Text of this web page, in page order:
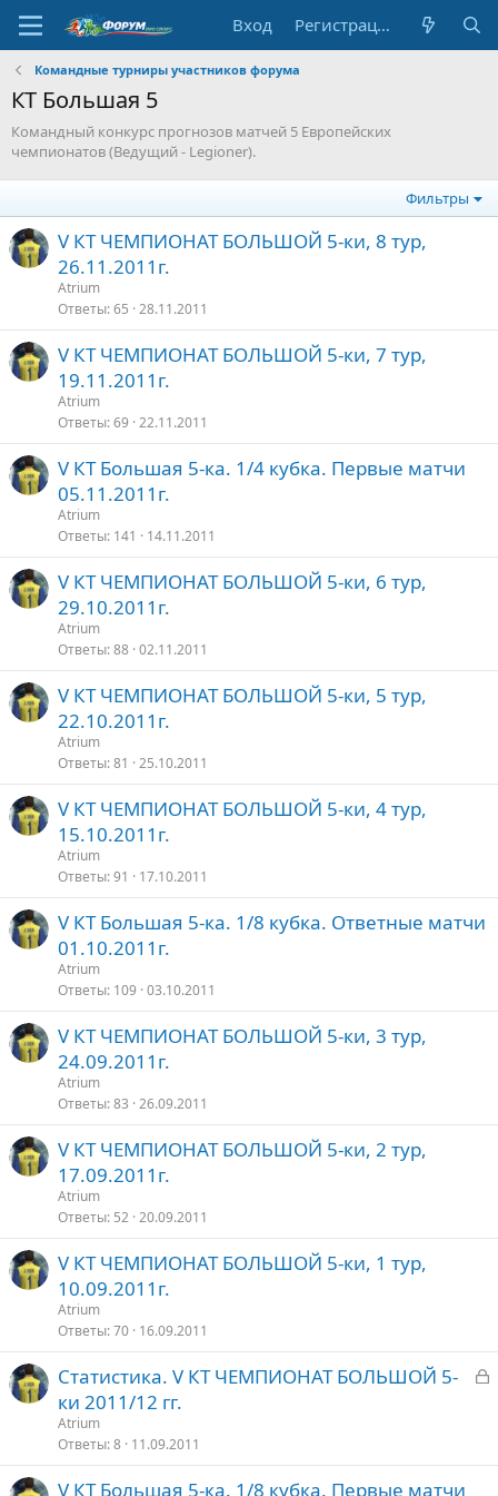
Вход Регистрация
Командные турниры участников форума
КТ Большая 5
Командный конкурс прогнозов матчей 5 Европейских
чемпионатов (Ведущий - Legioner).
Фильтры
V КТ ЧЕМПИОНАТ БОЛЬШОЙ 5-ки, 8 тур,
26.11.2011г.
Atrium
Ответы 65 28.11.2011
V КТ ЧЕМПИОНАТ БОЛЬШОЙ 5-ки, 7 тур,
19.11.2011г.
Atrium
Ответы 69 22.11.2011
V КТ Большая 5-ка. 1/4 кубка. Первые матчи
05.11.2011г.
Atrium
Ответы 141 14.11.2011
V КТ ЧЕМПИОНАТ БОЛЬШОЙ 5-ки, 6 тур,
29.10.2011г.
Atrium
Ответы 88 02.11.2011
V КТ ЧЕМПИОНАТ БОЛЬШОЙ 5-ки, 5 тур,
22.10.2011г.
Atrium
Ответы 81 25.10.2011
V КТ ЧЕМПИОНАТ БОЛЬШОЙ 5-ки, 4 тур,
15.10.2011г.
Atrium
Ответы 91 17.10.2011
V КТ Большая 5-ка. 1/8 кубка. Ответные матчи
01.10.2011г.
Atrium
Ответы 109 03.10.2011
V КТ ЧЕМПИОНАТ БОЛЬШОЙ 5-ки, 3 тур,
24.09.2011г.
Atrium
Ответы 83 26.09.2011
V КТ ЧЕМПИОНАТ БОЛЬШОЙ 5-ки, 2 тур,
17.09.2011г.
Atrium
Ответы 52 20.09.2011
V КТ ЧЕМПИОНАТ БОЛЬШОЙ 5-ки, 1 тур,
10.09.2011г.
Atrium
Ответы 70 16.09.2011
З
Статистика. V КТ ЧЕМПИОНАТ БОЛЬШОЙ 5-
ки 2011/12 гг.
Atrium
Ответы 8 11.09.2011
V КТ Большая 5-ка. 1/8 кубка. Первые матчи